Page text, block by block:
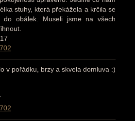
stuhy, která překážela a krčila se
do obálek. Museli jsme na všech
v pořádku, brzy a skvela domluva :)